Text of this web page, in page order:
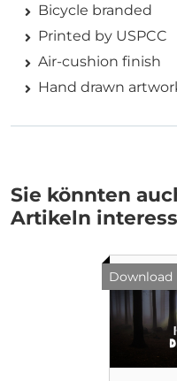
Bicycle branded
Printed by USPCC
Air-cushion finish
Hand drawn
Sie könnten
Artikeln
Download